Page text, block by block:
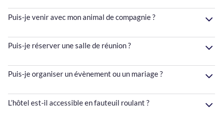
Puis-je venir avec mon animal de compagnie ?
Puis-je réserver une salle de réunion ?
Puis-je organiser un évènement ou un mariage ?
L’hôtel est-il accessible en fauteuil roulant ?